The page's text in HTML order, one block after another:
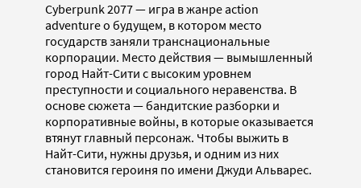
Cyberpunk 2077 — игра в жанре action
adventure о будущем, в котором место
государств заняли транснациональные
корпорации. Место действия — вымышленный
город Найт-Сити с высоким уровнем
преступности и социального неравенства. В
основе сюжета — бандитские разборки и
корпоративные войны, в которые оказывается
втянут главный персонаж. Чтобы выжить в
Найт-Сити, нужны друзья, и одним из них
становится героиня по имени Джуди Альварес.